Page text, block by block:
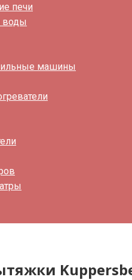
печи
воды
машины